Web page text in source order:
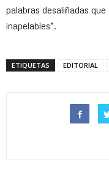
palabras desaliñadas
inapelables”.
ETIQUETAS EDITORIAL